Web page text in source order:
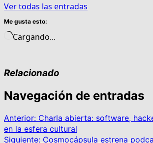
Ver todas las entradas
Me gusta esto:
Cargando...
Relacionado
Navegación de entradas
Anterior: Charla abierta: software,
en la esfera cultural
Siguiente: Cosmocápsula estrena